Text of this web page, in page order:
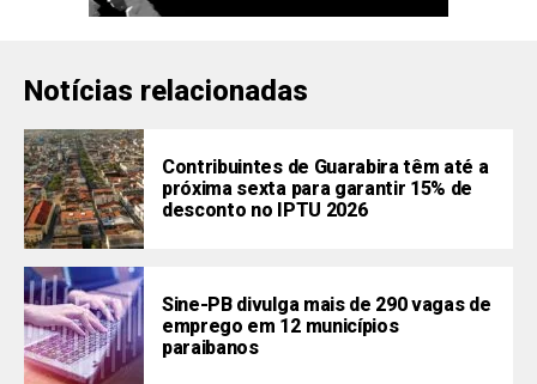
Notícias relacionadas
Contribuintes de Guarabira têm até a
próxima sexta para garantir 15% de
desconto no IPTU 2026
Sine-PB divulga mais de 290 vagas de
emprego em 12 municípios
paraibanos